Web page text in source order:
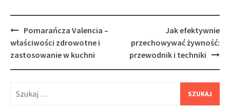
Post
navigation
Pomarańcza Valencia –
właściwości zdrowotne i
zastosowanie w kuchni
Jak efektywnie
przechowywać żywność:
przewodnik i techniki